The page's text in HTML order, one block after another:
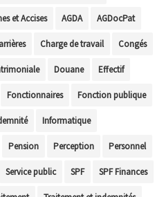
et Accises AGDA AGDocPat
Charge de travail Congés
Douane Effectif
Fonctionnaires Fonction publique
Informatique
Pension Perception Personnel
Service public SPF SPF Finances